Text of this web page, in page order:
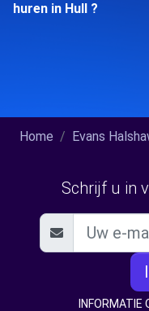
huren in Hull ?
Home Evans
Schrijf u in
INFORMATIE